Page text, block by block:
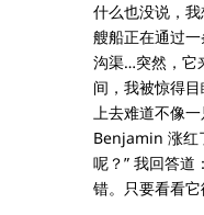
什么也没说，
艘船正在通过
沟渠…突然，它
间，我被惊得
上去难道不像一
Benjamin 涨红
呢？” 我回答道
错。只要看看